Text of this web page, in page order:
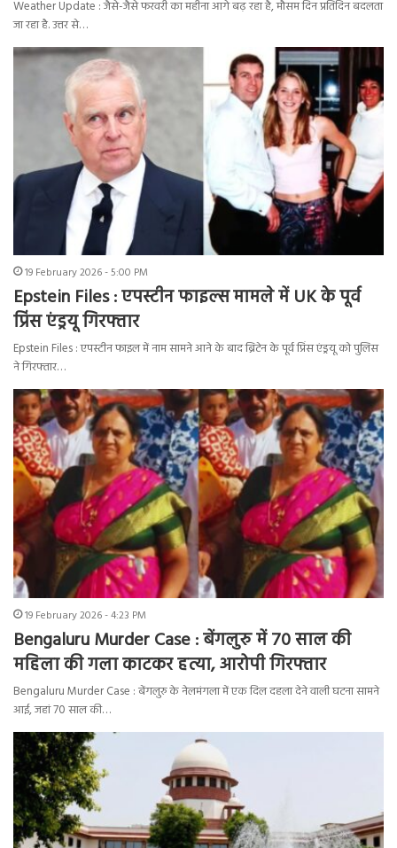
Weather Update : जैसे-जैसे फरवरी का महीना आगे बढ़ रहा है, मौसम दिन प्रतिदिन बदलता
जा रहा है. उत्तर से…
19 February 2026 - 5:00 PM
Epstein Files : एपस्टीन फाइल्स मामले में UK के पूर्व
प्रिंस एंड्रयू गिरफ्तार
Epstein Files : एपस्टीन फाइल में नाम सामने आने के बाद ब्रिटेन के पूर्व प्रिंस एंड्रयू को पुलिस
ने गिरफ्तार…
19 February 2026 - 4:23 PM
Bengaluru Murder Case : बेंगलुरु में 70 साल की
महिला की गला काटकर हत्या, आरोपी गिरफ्तार
Bengaluru Murder Case : बेंगलुरु के नेलमंगला में एक दिल दहला देने वाली घटना सामने
आई, जहां 70 साल की…